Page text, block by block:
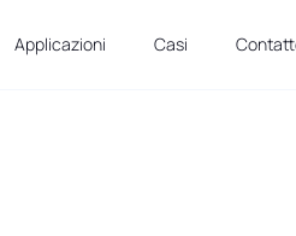
Applicazioni Casi